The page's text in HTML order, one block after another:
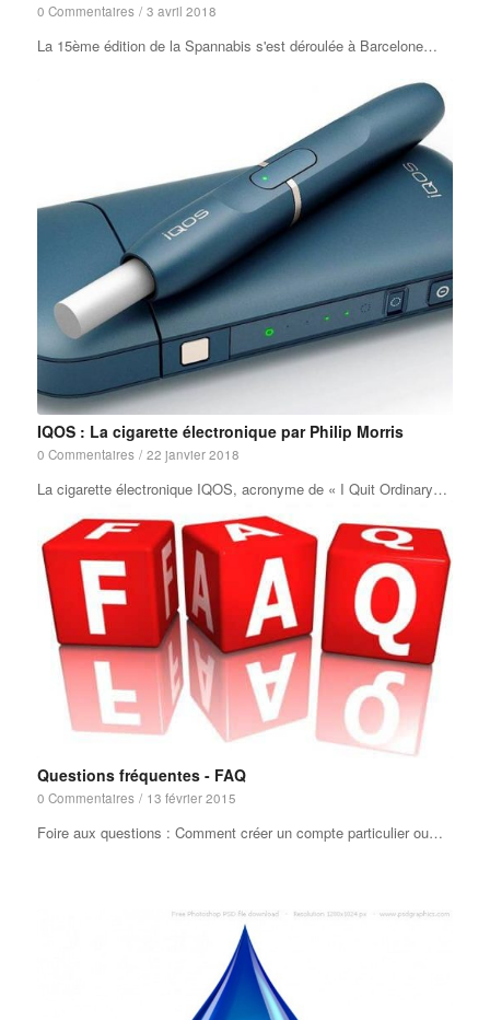
0 Commentaires / 3 avril 2018
La 15ème édition de la Spannabis s'est déroulée à Barcelone…
IQOS : La cigarette électronique par Philip Morris
0 Commentaires / 22 janvier 2018
La cigarette électronique IQOS, acronyme de « I Quit Ordinary…
Questions fréquentes - FAQ
0 Commentaires / 13 février 2015
Foire aux questions : Comment créer un compte particulier ou…